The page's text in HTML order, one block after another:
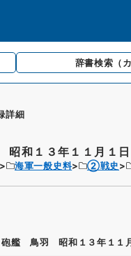
辞書検索 （
詳細
和１３年１１月１日
海軍一般史料 ②戦史
砲艦 鳥羽 昭和１３年１１